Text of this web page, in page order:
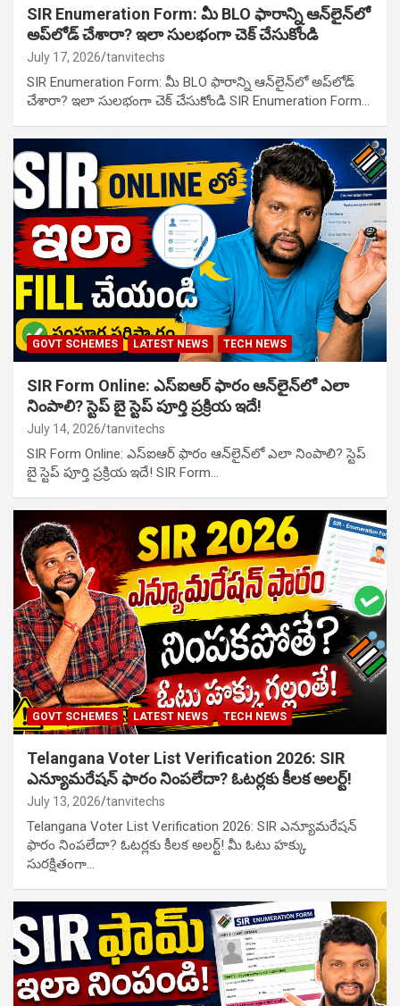
SIR Enumeration Form: మీ BLO ఫారాన్ని ఆన్‌లైన్‌లో
అప్‌లోడ్ చేశారా? ఇలా సులభంగా చెక్ చేసుకోండి
July 17, 2026 tanvitechs
SIR Enumeration Form: మీ BLO ఫారాన్ని ఆన్‌లైన్‌లో అప్‌లోడ్
చేశారా? ఇలా సులభంగా చెక్ చేసుకోండి SIR Enumeration Form…
GOVT SCHEMES LATEST NEWS TECH NEWS
SIR Form Online: ఎస్‌ఐఆర్ ఫారం ఆన్‌లైన్‌లో ఎలా
నింపాలి? స్టెప్ బై స్టెప్ పూర్తి ప్రక్రియ ఇదే!
July 14, 2026 tanvitechs
SIR Form Online: ఎస్‌ఐఆర్ ఫారం ఆన్‌లైన్‌లో ఎలా నింపాలి? స్టెప్
బై స్టెప్ పూర్తి ప్రక్రియ ఇదే! SIR Form…
GOVT SCHEMES LATEST NEWS TECH NEWS
Telangana Voter List Verification 2026: SIR
ఎన్యూమరేషన్ ఫారం నింపలేదా? ఓటర్లకు కీలక అలర్ట్!
July 13, 2026 tanvitechs
Telangana Voter List Verification 2026: SIR ఎన్యూమరేషన్
ఫారం నింపలేదా? ఓటర్లకు కీలక అలర్ట్! మీ ఓటు హక్కు
సురక్షితంగా…